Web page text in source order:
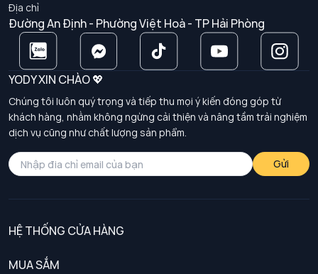
Địa chỉ
Đường An Định - Phường Việt Hoà - TP Hải Phòng
YODY XIN CHÀO 💖
Chúng tôi luôn quý trọng và tiếp thu mọi ý kiến đóng góp từ
khách hàng, nhằm không ngừng cải thiện và nâng tầm trải nghiệm
dịch vụ cũng như chất lượng sản phẩm.
Gửi
HỆ THỐNG CỬA HÀNG
MUA SẮM